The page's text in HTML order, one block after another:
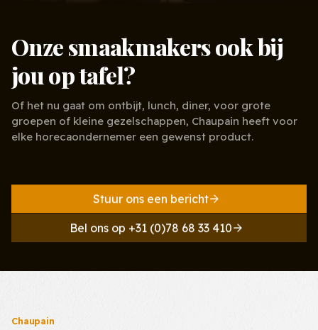
Onze smaakmakers ook bij
jou op tafel?
Of het nu gaat om ontbijt, lunch, diner, voor grote
groepen of kleine gezelschappen, Chaupain heeft voor
elke horecaondernemer een gewenst product.
Stuur ons een bericht
Bel ons op +31 (0)78 68 33 410
Chaupain